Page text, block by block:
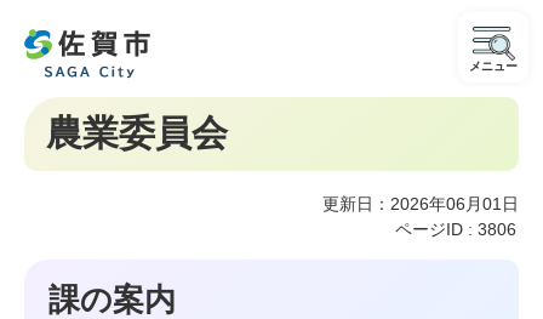
メニュー
農業委員会
更新日：2026年06月01日
ページID : 3806
課の案内